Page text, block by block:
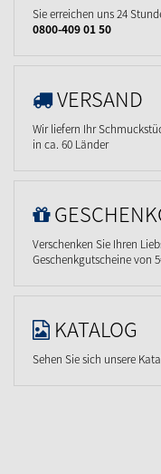
Sie erreichen uns 24
0800-409 01 50
VERSAND
Wir liefern Ihr
in ca. 60 Länder
Verschenken Sie Ihren
Geschenkgutscheine von
KATALOG
Sehen Sie sich unsere